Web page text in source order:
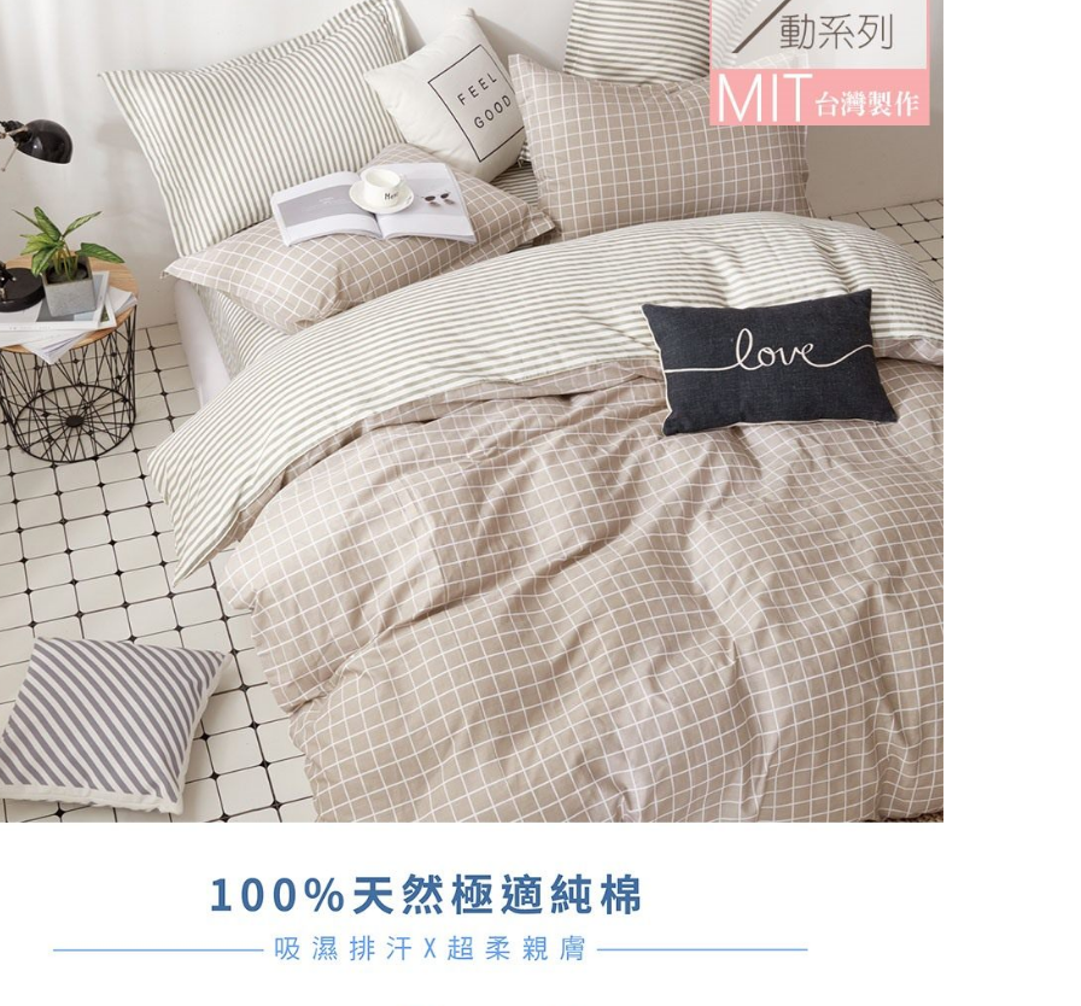
【注意事項】
1.本服務係由「台灣大哥大股份有限公司」（以下簡稱本公司）所提供，讓
用戶於交易時，得透過本服務購買商品或服務，並由商店將買賣／分期付
款買賣價金債權讓與本公司後，依約使用本公司帳單繳交帳款。
2.基於同意付款使用「大哥付你分期」之契約關係目的，商店將以您的個人
資料（包含姓名、電話或地址）提供予台灣大哥大進項蒐集、處理及利
用，由本公司與您本人進行分期帳單所需資料之確認、核對及更正。
3.完整用戶服務條款，請詳閱以下連結：https://oppay.tw/userRule
３．收到繳費通知簡訊後14天內，點擊此簡訊中的連結，可透過四大超商
／ATM／網路銀行／等多元方式進行付款，方視為交易完成。
※ 請注意：結帳手續完成當下不需立刻繳費，但若您需要取消訂單，請聯
絡購買商品的店家。未經商家同意取消之訂單仍視為有效，需透過AFTEE
先享後付繳納相關費用。
※ 交易是否成功請以「AFTEE先享後付 」之結帳頁面顯示為準，若有關於
是否繳費成功／繳費後需取消欲退款等相關疑問，請聯繫「AFTEE先享後
付客戶支援中心」https://netprotections.freshdesk.com/support/home
【注意事項】
１．透過由恩沛科技股份有限公司提供之「AFTEE先享後付」服務完成之
交易，需依本服務之必要範圍內提供個人資料，並將交易相關給付款項請
求債權轉讓予恩沛科技股份有限公司。
２．關於個人資料處理事宜，請瀏覽以下網址：
https://aftee.tw/terms/#terms3
３．未成年的使用者請事先徵得法定代理人或監護人之同意方可使用
「AFTEE先享後付」，若未經同意申辦者引起之損失，本公司不負相關責
任。
４．使用「AFTEE先享後付」時，將依據個別帳號之用戶狀況，依本公司
即時審查核予不同之上限額度；若仍有額度不足之情形，本公司將視審查
結果請求用戶進行身份認證。
５．嚴禁一人註冊多個帳號或使用他人資訊註冊。若發現惡意使用之情
形，恩沛科技股份有限公司將有權停止該用戶之使用額度並採取法律行
動。
每筆NT$60，滿NT$999(含以上)免運費
付款後全家取貨
每筆NT$60，滿NT$999(含以上)免運費
7-11取貨付款
每筆NT$60，滿NT$999(含以上)免運費
付款後7-11取貨
每筆NT$60，滿NT$999(含以上)免運費
新竹貨運
每筆NT$80，滿NT$999(含以上)免運費